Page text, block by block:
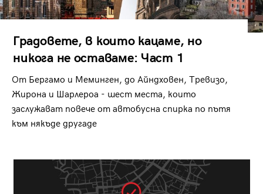
Градовете, в които кацаме, но
никога не оставаме: Част 1
От Бергамо и Меминген, до Айндховен, Тревизо,
Жирона и Шарлероа - шест места, които
заслужават повече от автобусна спирка по пътя
към някъде другаде